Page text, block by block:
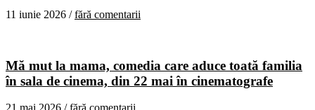
11 iunie 2026 /fără comentarii
Mă mut la mama, comedia care aduce toată familia
în sala de cinema, din 22 mai în cinematografe